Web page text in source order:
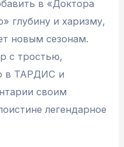
в «Доктора
глубину и харизму,
новым сезонам.
с тростью,
в ТАРДИС и
своим
легендарное